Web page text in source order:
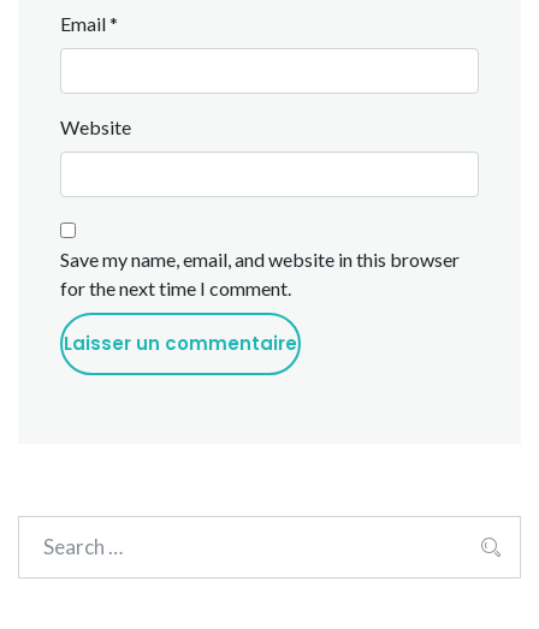
Email*
Website
Save my name, email, and website in this browser
for the next time I comment.